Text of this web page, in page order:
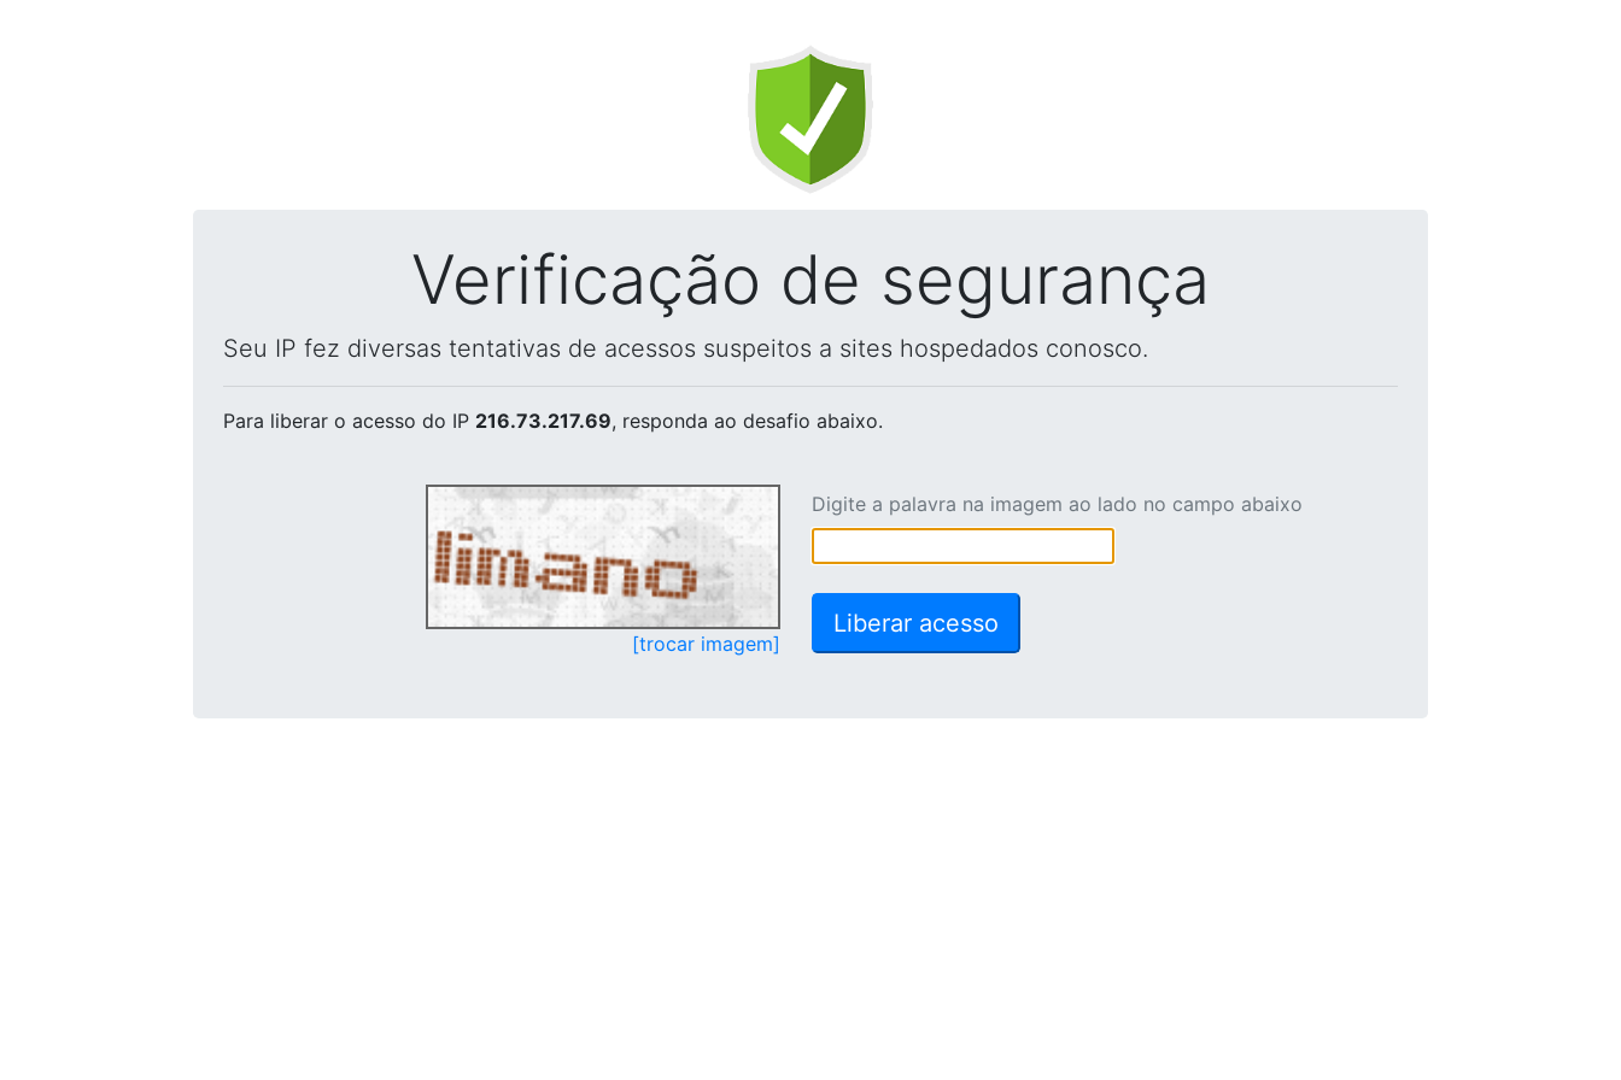
Verificação de segurança
Seu IP fez diversas tentativas de acessos suspeitos a sites hospedados conosco.
Para liberar o acesso do IP 216.73.217.69, responda ao desafio abaixo.
[trocar imagem]
Digite a palavra na imagem ao lado no campo abaixo